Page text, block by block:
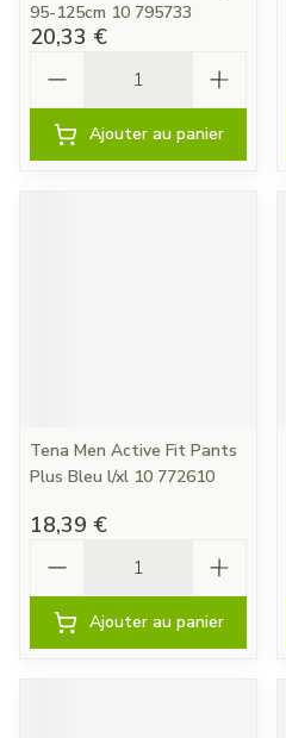
95-125cm 10 795733
20,33 €
Ajouter au panier
Tena Men Active Fit Pants
Plus Bleu l/xl 10 772610
18,39 €
Ajouter au panier